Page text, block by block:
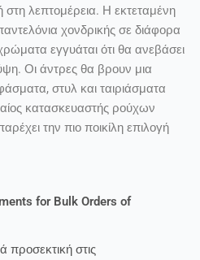
λεπτομέρεια. Η εκτεταμένη
χονδρικής σε διάφορα
εγγυάται ότι θα ανεβάσει
Οι άντρες θα βρουν μια
στυλ και ταιριάσματα
κατασκευαστής ρούχων
την πιο ποικίλη επιλογή
for Bulk Orders of
προσεκτική στις